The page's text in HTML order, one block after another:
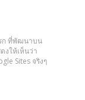
ก ที่พัฒนาบน
งให้เห็นว่า
Sites จริงๆ